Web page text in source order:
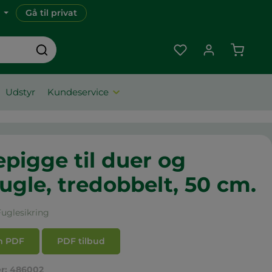
Gå til privat
Udstyr Kundeservice
til duer og
tredobbelt, 50 cm.
PDF PDF tilbud
486002